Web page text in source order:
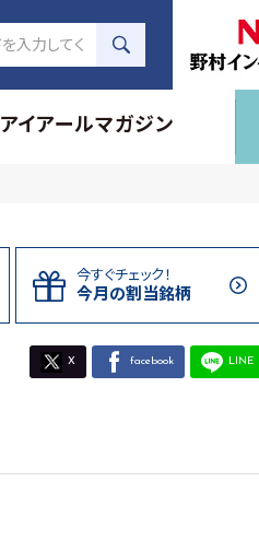
アイアールマガジン
今すぐチェック！
今月の割当銘柄
X facebook LINE